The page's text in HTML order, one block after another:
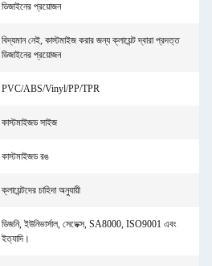
ডিজাইনের প্রয়োজন
বিদ্যমান নেই, কাস্টমাইজ করার জন্য ক্লায়েন্ট দ্বারা প্রদত্ত
ডিজাইনের প্রয়োজন
PVC/ABS/Vinyl/PP/TPR
কাস্টমাইজড সাইজ
কাস্টমাইজড রঙ
ক্লায়েন্টদের চাহিদা অনুযায়ী
ডিজনি, ইউনিভার্সাল, সেডেক্স, SA8000, ISO9001 এবং
ইত্যাদি।